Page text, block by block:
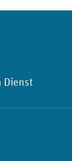
Dienst